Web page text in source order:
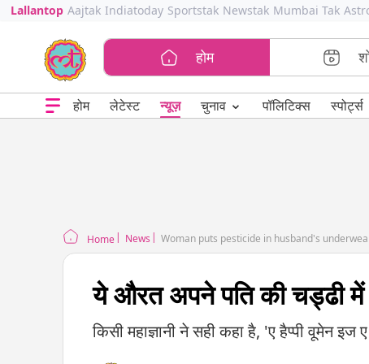
Lallantop Aajtak Indiatoday Sportstak Newstak Mumbai Tak
होम
होम लेटेस्ट न्यूज़ चुनाव ⌄ पॉलिटिक्स स्पोर्ट्स
Home News Woman puts pesticide in husband's
ये औरत अपने पति की चड्ढी में
किसी महाज्ञानी ने सही कहा है, 'ए हैप्पी वूमेन